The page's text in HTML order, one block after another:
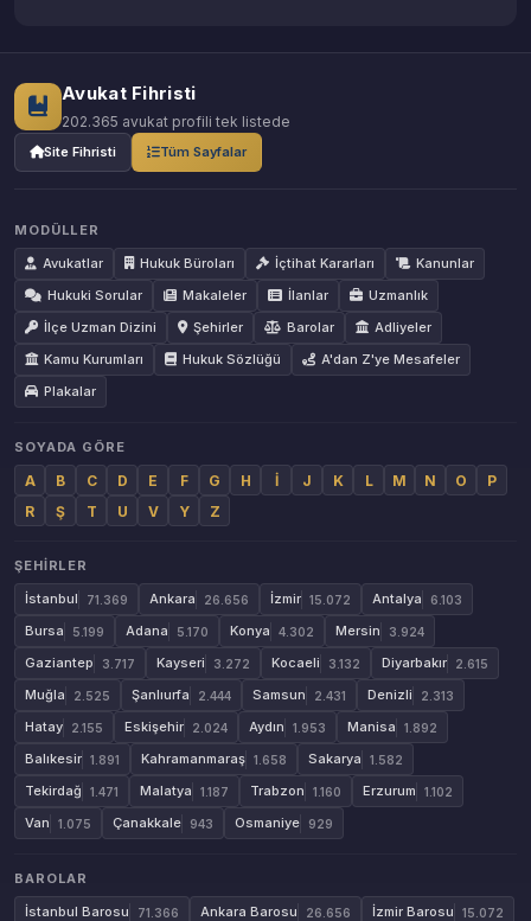
Avukat Fihristi
202.365 avukat profili tek listede
Site Fihristi Tüm Sayfalar
MODÜLLER
Avukatlar
Hukuk Büroları İçtihat Kararları
Kanunlar
Hukuki Sorular
Makaleler İlanlar
Uzmanlık
İlçe Uzman Dizini
Şehirler Barolar
Adliyeler
Kamu Kurumları
Hukuk Sözlüğü
A'dan Z'ye Mesafeler
Plakalar
SOYADA GÖRE
A B C D E F G H İ J K L M N O
P
R
Ş T U V Y Z
ŞEHIRLER
İstanbul
71.369 Ankara 26.656 İzmir 15.072 Antalya 6.103
Bursa 5.199 Adana 5.170 Konya 4.302 Mersin 3.924
Gaziantep 3.717 Kayseri 3.272 Kocaeli 3.132 Diyarbakır 2.615
Muğla 2.525 Şanlıurfa 2.444 Samsun 2.431 Denizli 2.313
Hatay 2.155 Eskişehir 2.024 Aydın 1.953 Manisa 1.892
Balıkesir 1.891 Kahramanmaraş 1.658 Sakarya 1.582
Tekirdağ 1.471 Malatya 1.187 Trabzon 1.160 Erzurum 1.102
Van 1.075 Çanakkale 943 Osmaniye 929
BAROLAR
İstanbul Barosu
71.366 Ankara Barosu 26.656 İzmir Barosu 15.072